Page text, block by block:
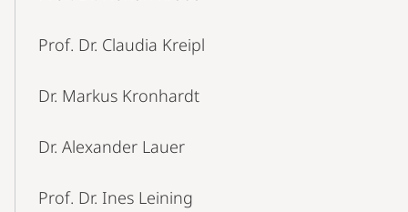
Prof. Dr. Claudia Kreipl
Dr. Markus Kronhardt
Dr. Alexander Lauer
Prof. Dr. Ines Leining